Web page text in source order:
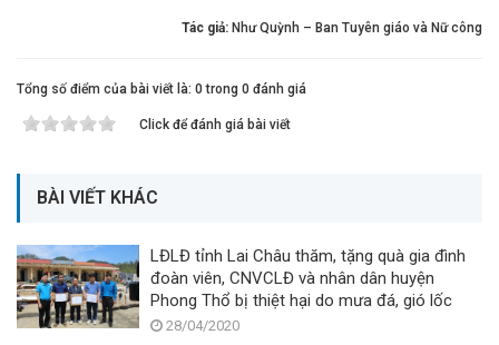
Tác giả: Như Quỳnh – Ban Tuyên giáo và Nữ công
Tổng số điểm của bài viết là: 0 trong 0 đánh giá
Click để đánh giá bài viết
BÀI VIẾT KHÁC
LĐLĐ tỉnh Lai Châu thăm, tặng quà gia đình
đoàn viên, CNVCLĐ và nhân dân huyện
Phong Thổ bị thiệt hại do mưa đá, gió lốc
28/04/2020